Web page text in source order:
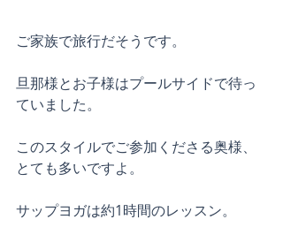
ご家族で旅行だそうです。
旦那様とお子様はプールサイドで待っ
ていました。
このスタイルでご参加くださる奥様、
とても多いですよ。
サップヨガは約1時間のレッスン。